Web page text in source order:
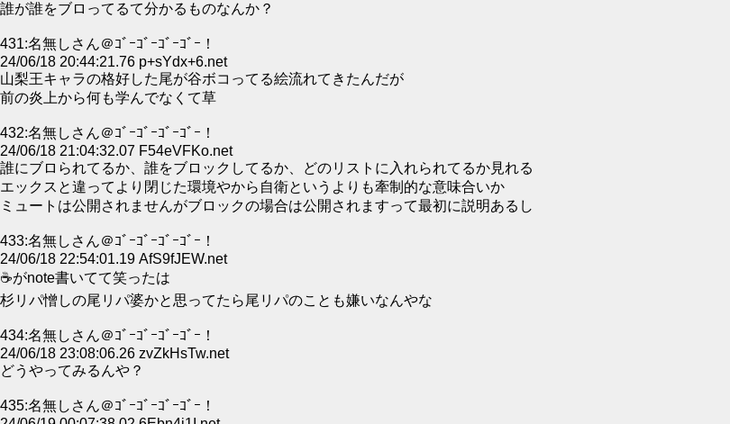
誰が誰をブロってるて分かるものなんか？
431:名無しさん＠ｺﾞｰｺﾞｰｺﾞｰｺﾞｰ！
24/06/18 20:44:21.76 p+sYdx+6.net
山梨王キャラの格好した尾が谷ボコってる絵流れてきたんだが
前の炎上から何も学んでなくて草
432:名無しさん＠ｺﾞｰｺﾞｰｺﾞｰｺﾞｰ！
24/06/18 21:04:32.07 F54eVFKo.net
誰にブロられてるか、誰をブロックしてるか、どのリストに入れられてるか見れる
エックスと違ってより閉じた環境やから自衛というよりも牽制的な意味合いか
ミュートは公開されませんがブロックの場合は公開されますって最初に説明あるし
433:名無しさん＠ｺﾞｰｺﾞｰｺﾞｰｺﾞｰ！
24/06/18 22:54:01.19 AfS9fJEW.net
☕がnote書いてて笑ったは
杉リパ憎しの尾リパ婆かと思ってたら尾リパのことも嫌いなんやな
434:名無しさん＠ｺﾞｰｺﾞｰｺﾞｰｺﾞｰ！
24/06/18 23:08:06.26 zvZkHsTw.net
どうやってみるんや？
435:名無しさん＠ｺﾞｰｺﾞｰｺﾞｰｺﾞｰ！